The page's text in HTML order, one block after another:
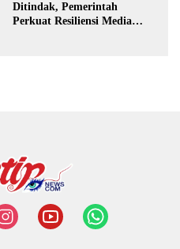
Ditindak, Pemerintah
Perkuat Resiliensi Media